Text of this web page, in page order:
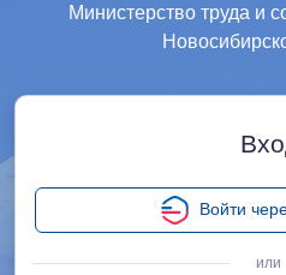
Министерство труда и
Войти
или